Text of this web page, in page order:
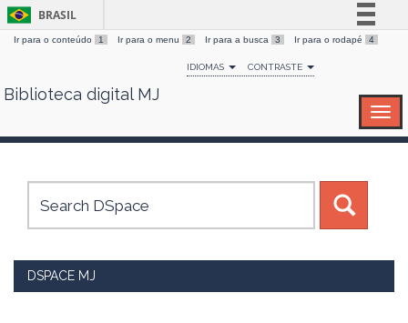
Skip
BRASIL
Simplifique!
Comunica BR
Canais
Ir para o conteúdo 1 Ir para o menu 2 Ir para a busca 3 Ir para o rodapé 4
IDIOMAS CONTRASTE
Biblioteca digital MJ
DSPACE MJ